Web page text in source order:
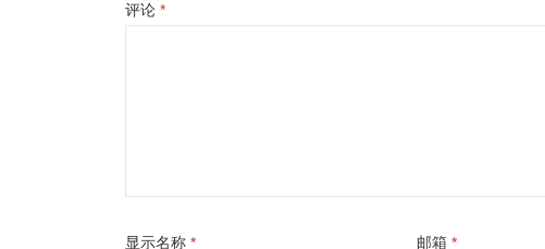
评论 *
显示名称 * 邮箱*